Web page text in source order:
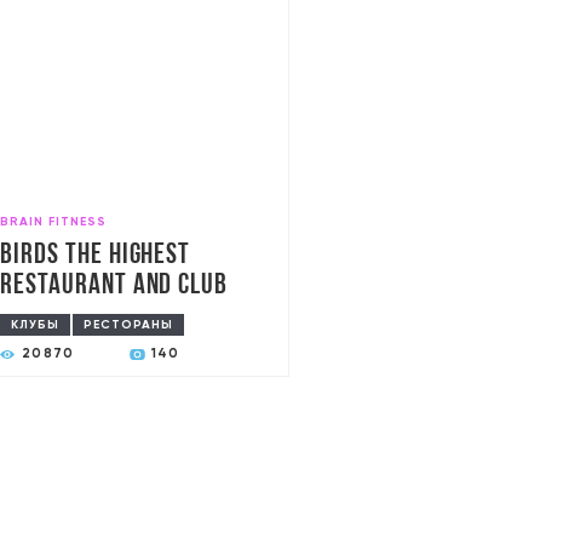
BRAIN FITNESS
Birds The highest
restaurant and club
КЛУБЫ РЕСТОРАНЫ
20870 140